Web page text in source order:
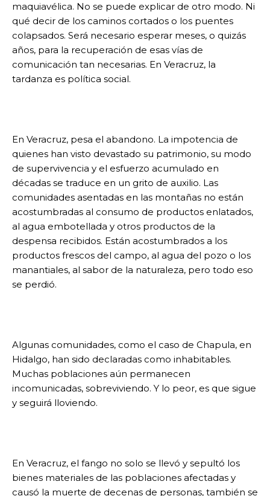
maquiavélica. No se puede explicar de otro modo. Ni
qué decir de los caminos cortados o los puentes
colapsados. Será necesario esperar meses, o quizás
años, para la recuperación de esas vías de
comunicación tan necesarias. En Veracruz, la
tardanza es política social.
En Veracruz, pesa el abandono. La impotencia de
quienes han visto devastado su patrimonio, su modo
de supervivencia y el esfuerzo acumulado en
décadas se traduce en un grito de auxilio. Las
comunidades asentadas en las montañas no están
acostumbradas al consumo de productos enlatados,
al agua embotellada y otros productos de la
despensa recibidos. Están acostumbrados a los
productos frescos del campo, al agua del pozo o los
manantiales, al sabor de la naturaleza, pero todo eso
se perdió.
Algunas comunidades, como el caso de Chapula, en
Hidalgo, han sido declaradas como inhabitables.
Muchas poblaciones aún permanecen
incomunicadas, sobreviviendo. Y lo peor, es que sigue
y seguirá lloviendo.
En Veracruz, el fango no solo se llevó y sepultó los
bienes materiales de las poblaciones afectadas y
causó la muerte de decenas de personas, también se